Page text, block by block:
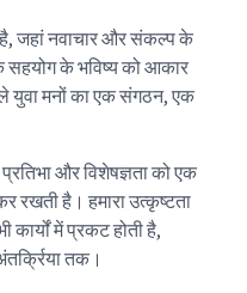
जहां नवाचार और संकल्प के
सहयोग के भविष्य को आकार
युवा मनों का एक संगठन, एक
और विशेषज्ञता को एक
रखती है। हमारा उत्कृष्टता
कार्यों में प्रकट होती है,
तक।